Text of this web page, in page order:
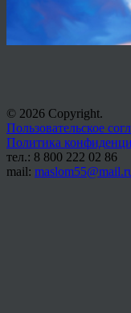
© 2026 Copyright.
Пользовательское
Политика
тел.: 8 800 222 02 86
mail: